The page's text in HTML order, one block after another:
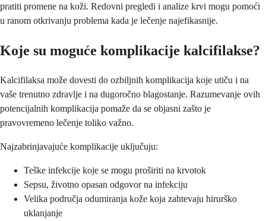
pratiti promene na koži. Redovni pregledi i analize krvi mogu pomoći
u ranom otkrivanju problema kada je lečenje najefikasnije.
Koje su moguće komplikacije kalcifilakse?
Kalcifilaksa može dovesti do ozbiljnih komplikacija koje utiču i na
vaše trenutno zdravlje i na dugoročno blagostanje. Razumevanje ovih
potencijalnih komplikacija pomaže da se objasni zašto je
pravovremeno lečenje toliko važno.
Najzabrinjavajuće komplikacije uključuju:
Teške infekcije koje se mogu proširiti na krvotok
Sepsu, životno opasan odgovor na infekciju
Velika područja odumiranja kože koja zahtevaju hirurško
uklanjanje